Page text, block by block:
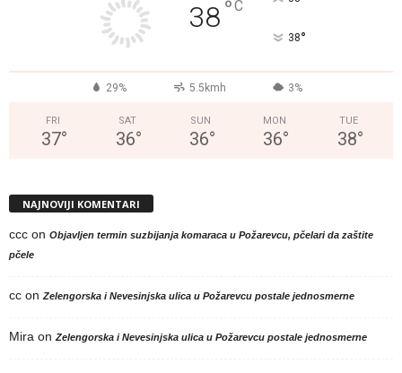
38°C
38°
29% 5.5kmh 3%
FRI
37°
SAT
36°
SUN
36°
MON
36°
TUE
38°
NAJNOVIJI KOMENTARI
ccc on Objavljen termin suzbijanja komaraca u Požarevcu, pčelari da zaštite
pčele
cc onZelengorska i Nevesinjska ulica u Požarevcu postale jednosmerne
Mira onZelengorska i Nevesinjska ulica u Požarevcu postale jednosmerne